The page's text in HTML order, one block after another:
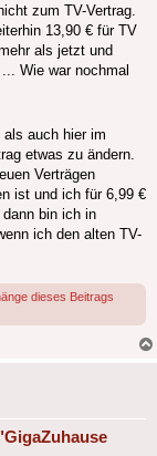
zum TV-Vertrag.
13,90 € für TV
als jetzt und
Wie war nochmal
als auch hier im
etwas zu ändern.
Verträgen
ist und ich für 6,99 €
bin ich in
ich den alten TV-
dieses Beitrags